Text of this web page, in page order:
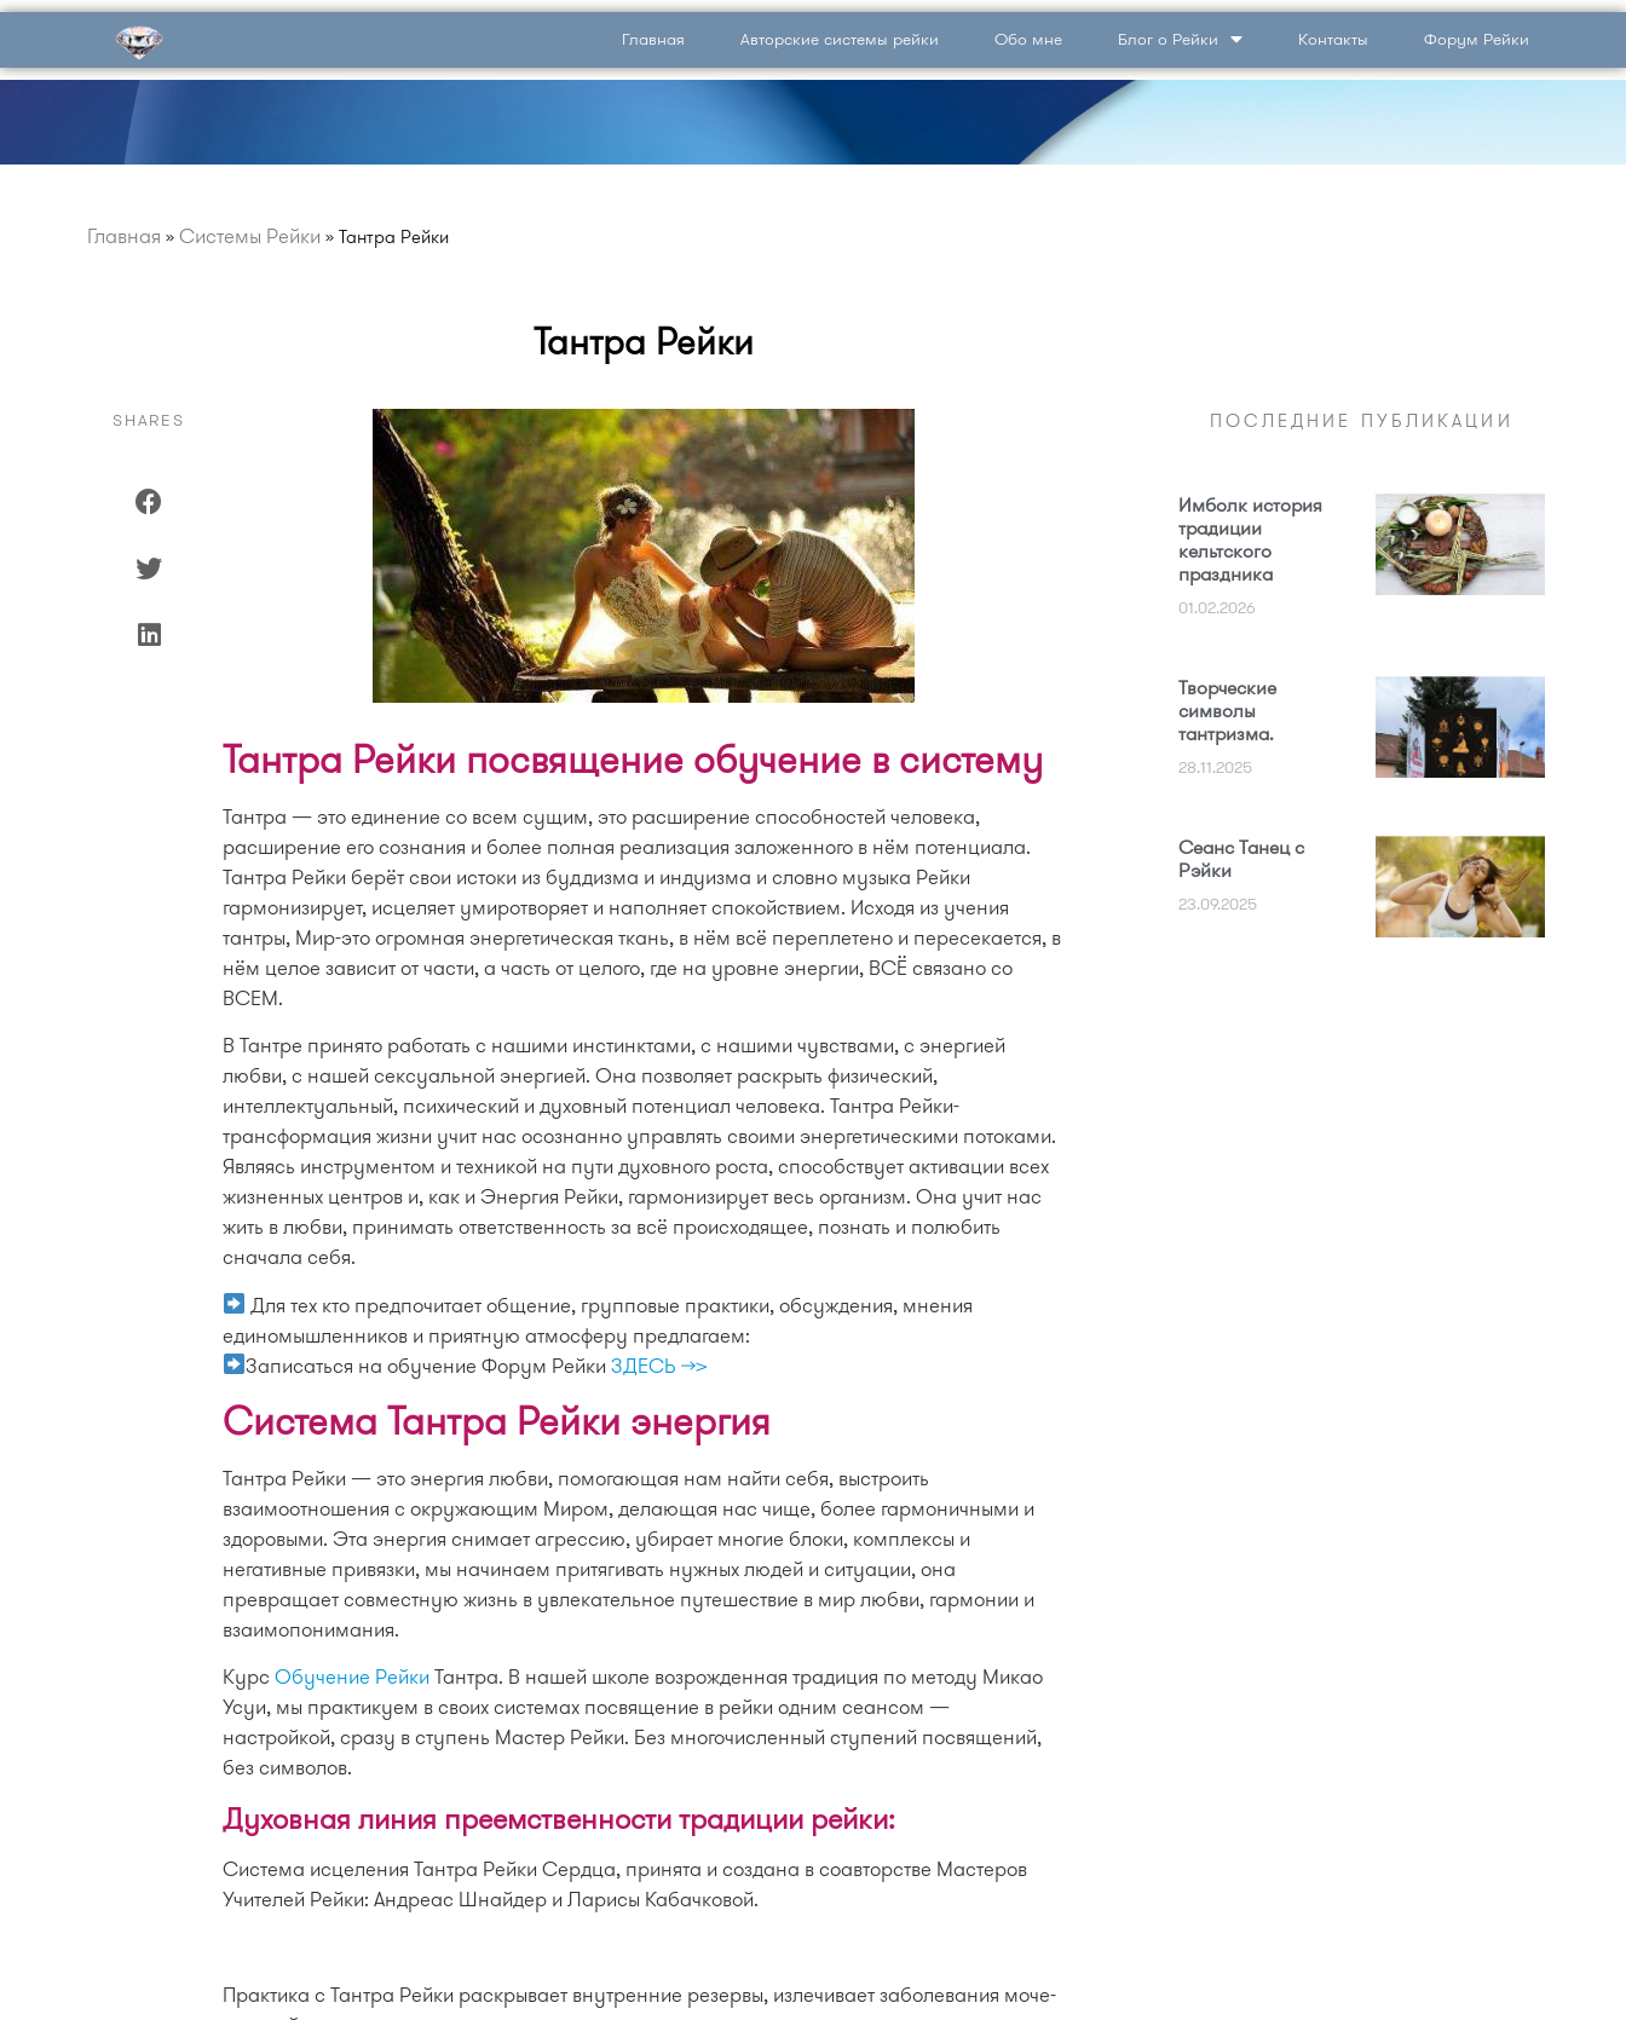
Главная Авторские системы рейки Обо мне Блог о Рейки Контакты Форум Рейки
Главная » Системы Рейки » Тантра Рейки
SHARES
Тантра Рейки
Тантра Рейки посвящение обучение в систему
Тантра — это единение со всем сущим, это расширение способностей человека,
расширение его сознания и более полная реализация заложенного в нём потенциала.
Тантра Рейки берёт свои истоки из буддизма и индуизма и словно музыка Рейки
гармонизирует, исцеляет умиротворяет и наполняет спокойствием. Исходя из учения
тантры, Мир-это огромная энергетическая ткань, в нём всё переплетено и пересекается, в
нём целое зависит от части, а часть от целого, где на уровне энергии, ВСЁ связано со
ВСЕМ.
В Тантре принято работать с нашими инстинктами, с нашими чувствами, с энергией
любви, с нашей сексуальной энергией. Она позволяет раскрыть физический,
интеллектуальный, психический и духовный потенциал человека. Тантра Рейки-
трансформация жизни учит нас осознанно управлять своими энергетическими потоками.
Являясь инструментом и техникой на пути духовного роста, способствует активации всех
жизненных центров и, как и Энергия Рейки, гармонизирует весь организм. Она учит нас
жить в любви, принимать ответственность за всё происходящее, познать и полюбить
сначала себя.
Для тех кто предпочитает общение, групповые практики, обсуждения, мнения
единомышленников и приятную атмосферу предлагаем:
Записаться на обучение Форум РейкиЗДЕСЬ >>>
Система Тантра Рейки энергия
Тантра Рейки — это энергия любви, помогающая нам найти себя, выстроить
взаимоотношения с окружающим Миром, делающая нас чище, более гармоничными и
здоровыми. Эта энергия снимает агрессию, убирает многие блоки, комплексы и
негативные привязки, мы начинаем притягивать нужных людей и ситуации, она
превращает совместную жизнь в увлекательное путешествие в мир любви, гармонии и
взаимопонимания.
Курс Обучение Рейки Тантра. В нашей школе возрожденная традиция по методу Микао
Усуи, мы практикуем в своих системах посвящение в рейки одним сеансом —
настройкой, сразу в ступень Мастер Рейки. Без многочисленный ступений посвящений,
без символов.
Духовная линия преемственности традиции рейки:
Система исцеления Тантра Рейки Сердца, принята и создана в соавторстве Мастеров
Учителей Рейки: Андреас Шнайдер и Ларисы Кабачковой.
Практика с Тантра Рейки раскрывает внутренние резервы, излечивает заболевания моче-
ПОСЛЕДНИЕ ПУБЛИКАЦИИ
Имболк история
традиции
кельтского
праздника
01.02.2026
Творческие
символы
тантризма.
28.11.2025
Сеанс Танец с
Рэйки
23.09.2025